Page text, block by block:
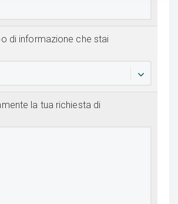
di informazione che stai
la tua richiesta di